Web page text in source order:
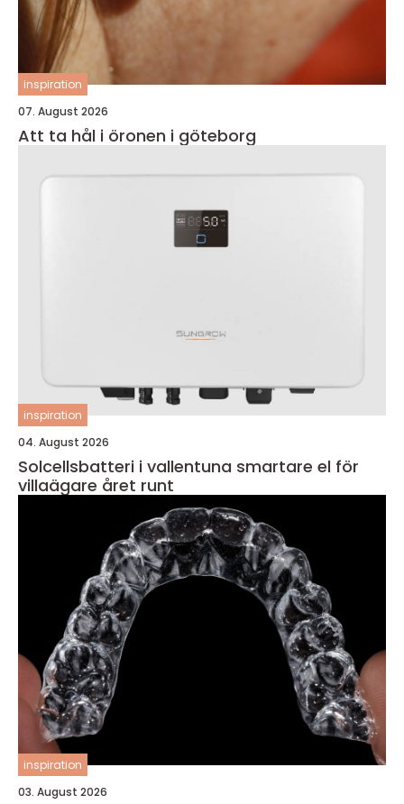
inspiration
07. August 2026
Att ta hål i öronen i göteborg
inspiration
04. August 2026
Solcellsbatteri i vallentuna smartare el för
villaägare året runt
inspiration
03. August 2026